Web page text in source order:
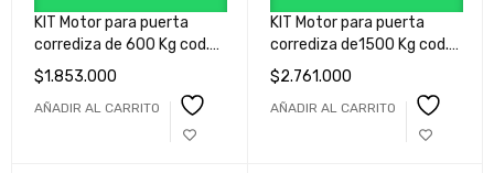
KIT Motor para puerta
corrediza de 600 Kg cod.
GK1F060MLB000A
$1.853.000
AÑADIR AL CARRITO
KIT Motor para puerta
corrediza de1500 Kg cod.
GKFT150EHB000A
$2.761.000
AÑADIR AL CARRITO